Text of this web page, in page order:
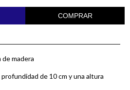
COMPRAR
de madera
de 10 cm y una altura